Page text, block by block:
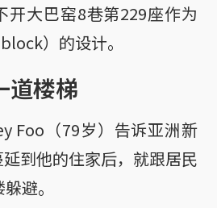
开大巴窑8巷第229座作为
）的设计。
道楼梯
Foo（79岁）告诉亚洲新
到他的住家后，就跟居民
避。